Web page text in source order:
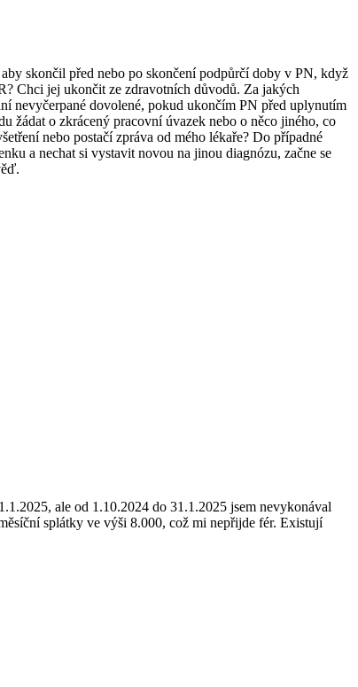
skončil před nebo po skončení podpůrčí doby v PN, když
Chci jej ukončit ze zdravotních důvodů. Za jakých
nevyčerpané dovolené, pokud ukončím PN před uplynutím
žádat o zkrácený pracovní úvazek nebo o něco jiného, co
nebo postačí zpráva od mého lékaře? Do případné
a nechat si vystavit novou na jinou diagnózu, začne se
ale od 1.10.2024 do 31.1.2025 jsem nevykonával
splátky ve výši 8.000, což mi nepřijde fér. Existují